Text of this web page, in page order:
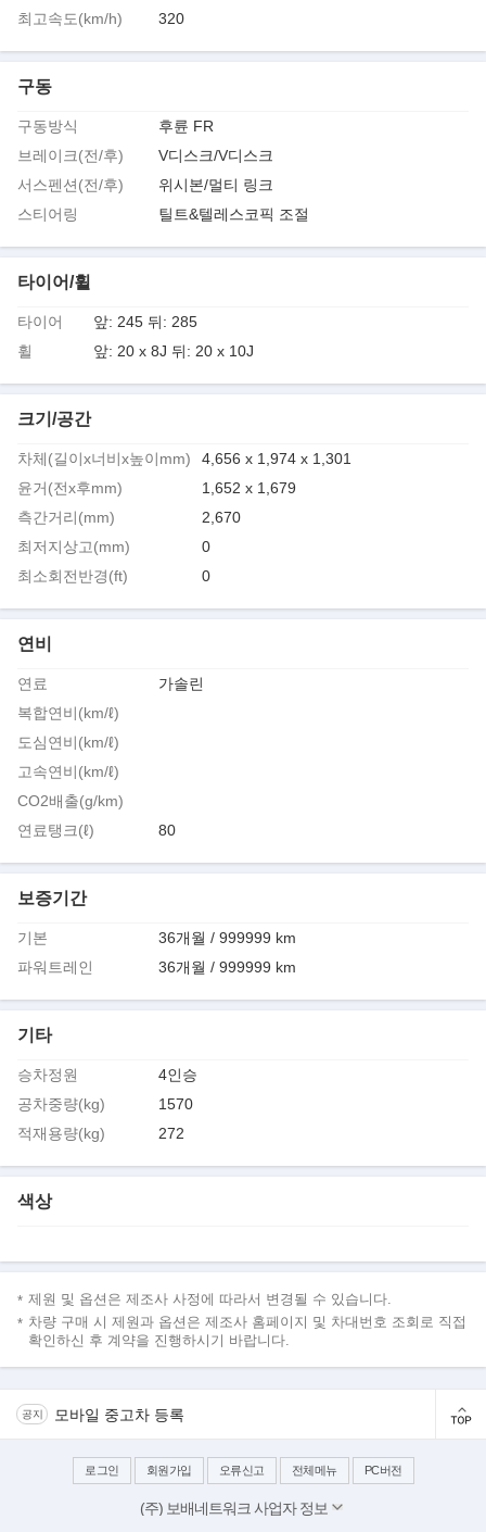
최고속도(km/h)
320
구동
구동방식
후륜 FR
브레이크(전/후)
V디스크/V디스크
서스펜션(전/후)
위시본/멀티 링크
스티어링
틸트&텔레스코픽 조절
타이어/휠
타이어
앞: 245 뒤: 285
휠
앞: 20 x 8J 뒤: 20 x 10J
크기/공간
차체(길이x너비x높이mm)
4,656 x 1,974 x 1,301
윤거(전x후mm)
1,652 x 1,679
측간거리(mm)
2,670
최저지상고(mm)
0
최소회전반경(ft)
0
연비
연료
가솔린
복합연비(km/ℓ)
도심연비(km/ℓ)
고속연비(km/ℓ)
CO2배출(g/km)
연료탱크(ℓ)
80
보증기간
기본
36개월 / 999999 km
파워트레인
36개월 / 999999 km
기타
승차정원
4인승
공차중량(kg)
1570
적재용량(kg)
272
색상
제원 및 옵션은 제조사 사정에 따라서 변경될 수 있습니다.
차량 구매 시 제원과 옵션은 제조사 홈페이지 및 차대번호 조회로 직접
확인하신 후 계약을 진행하시기 바랍니다.
공지 모바일 중고차 등록
로그인 회원가입 오류신고 전체메뉴 PC버전
(주) 보배네트워크 사업자 정보